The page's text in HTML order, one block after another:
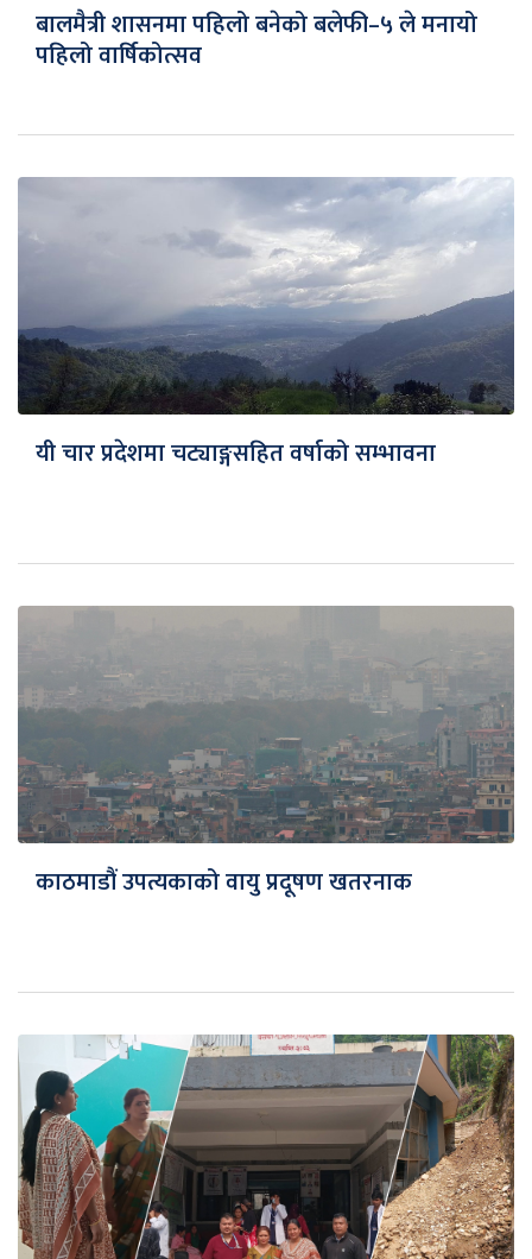
बालमैत्री शासनमा पहिलो बनेको बलेफी–५ ले मनायो
पहिलो वार्षिकोत्सव
यी चार प्रदेशमा चट्याङ्गसहित वर्षाको सम्भावना
काठमाडौं उपत्यकाको वायु प्रदूषण खतरनाक